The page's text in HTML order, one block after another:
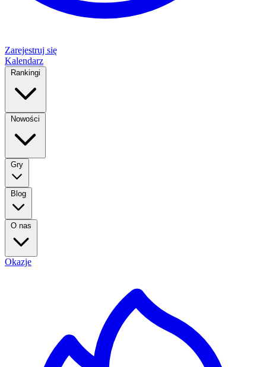
Zarejestruj się
Kalendarz
Rankingi
Nowości
Gry
Blog
O nas
Okazje